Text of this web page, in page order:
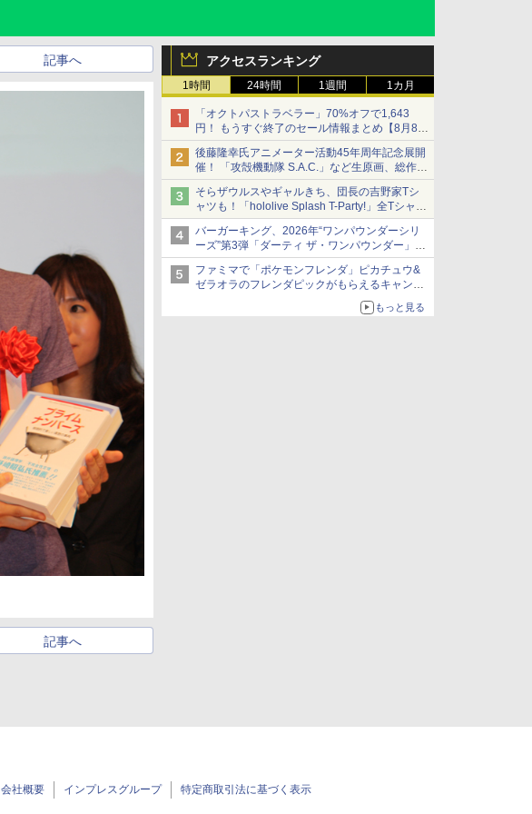
アクセスランキング
1時間 24時間 1週間 1カ月
「オクトパストラベラー」70%オフで1,643
円！ もうすぐ終了のセール情報まとめ【8月8日
更新】
ニンテンドーeショップでは「大神 絶景版」が
67%オフで990円
後藤隆幸氏アニメーター活動45年周年記念展開
催！ 「攻殻機動隊 S.A.C.」など生原画、総作画
監督修正が展示
そらザウルスやギャルきち、団長の吉野家Tシ
ャツも！「hololive Splash T-Party!」全Tシャツ
ラインナップ公開＆オンライン販売開始
バーガーキング、2026年“ワンパウンダーシリ
ーズ”第3弾「ダーティ ザ・ワンパウンダー」を
8月7日発売
「特製ガーリックマヨソース」を使用した超大
型チーズバーガー
ファミマで「ポケモンフレンダ」ピカチュウ&
ゼラオラのフレンダピックがもらえるキャンペ
もっと見る
記事へ
記事へ
会社概要 インプレスグループ 特定商取引法に基づく表示